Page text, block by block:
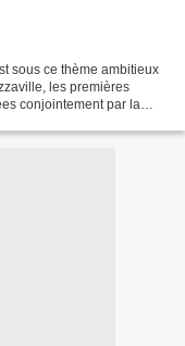
sous ce thème ambitieux
les premières
conjointement par la